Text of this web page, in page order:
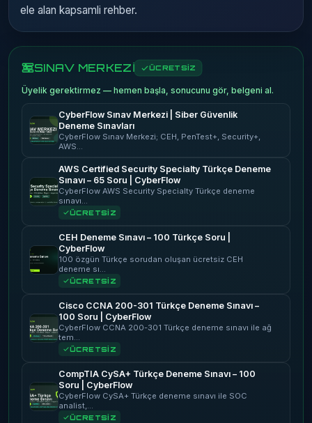
ele alan kapsamli rehber.
SINAV MERKEZİ ÜCRETSİZ
Üyelik gerektirmez — hemen başla, sonucunu gör, belgeni al.
CyberFlow Sınav Merkezi | Siber Güvenlik
Deneme Sınavları
CyberFlow Sınav Merkezi; CEH, PenTest+, Security+,
AWS…
AWS Certified Security Specialty Türkçe Deneme
Sınavı – 65 Soru | CyberFlow
CyberFlow AWS Security Specialty Türkçe deneme
sınavı…
ÜCRETSİZ
CEH Deneme Sınavı – 100 Türkçe Soru |
CyberFlow
100 özgün Türkçe sorudan oluşan ücretsiz CEH
deneme sı…
ÜCRETSİZ
Cisco CCNA 200-301 Türkçe Deneme Sınavı –
100 Soru | CyberFlow
CyberFlow CCNA 200-301 Türkçe deneme sınavı ile ağ
tem…
ÜCRETSİZ
CompTIA CySA+ Türkçe Deneme Sınavı – 100
Soru | CyberFlow
CyberFlow CySA+ Türkçe deneme sınavı ile SOC
analist,…
ÜCRETSİZ